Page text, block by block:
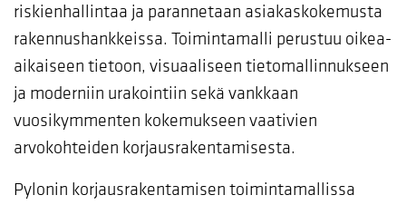
riskienhallintaa ja parannetaan asiakaskokemusta
rakennushankkeissa. Toimintamalli perustuu oikea-
aikaiseen tietoon, visuaaliseen tietomallinnukseen
ja moderniin urakointiin sekä vankkaan
vuosikymmenten kokemukseen vaativien
arvokohteiden korjausrakentamisesta.
Pylonin korjausrakentamisen toimintamallissa